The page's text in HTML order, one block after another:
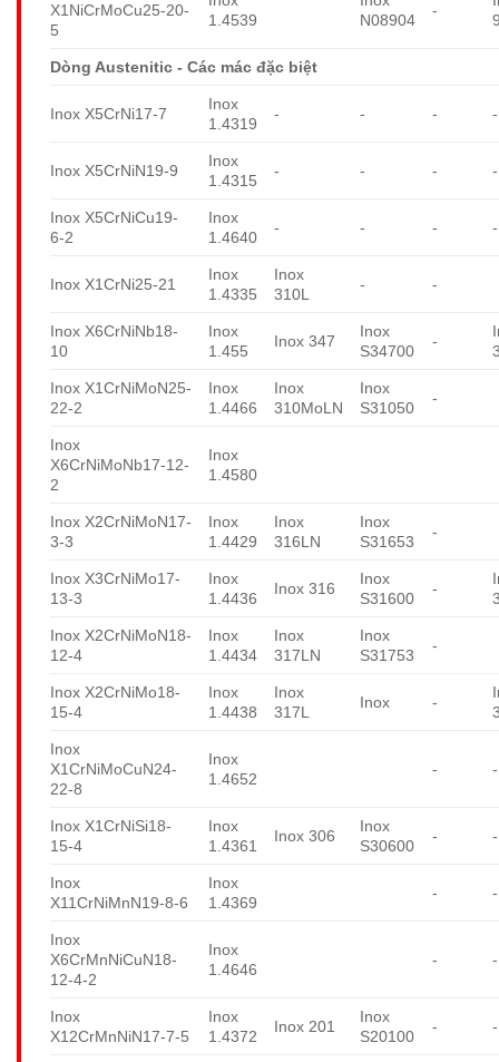
X1NiCrMoCu25-20-
5
1.4539
N08904
-
Dòng Austenitic - Các mác đặc biệt
Inox X5CrNi17-7
Inox
1.4319
- - - -
Inox X5CrNiN19-9
Inox
1.4315
- - - -
Inox X5CrNiCu19-
6-2
Inox
1.4640
- - - -
Inox X1CrNi25-21
Inox
1.4335
Inox
310L
- -
Inox X6CrNiNb18-
10
Inox
1.455
Inox 347
Inox
S34700
-
Inox X1CrNiMoN25-
22-2
Inox
1.4466
Inox
310MoLN
Inox
S31050
-
Inox
X6CrNiMoNb17-12-
2
Inox
1.4580
Inox X2CrNiMoN17-
3-3
Inox
1.4429
Inox
316LN
Inox
S31653
-
Inox X3CrNiMo17-
13-3
Inox
1.4436
Inox 316
Inox
S31600
-
Inox X2CrNiMoN18-
12-4
Inox
1.4434
Inox
317LN
Inox
S31753
-
Inox X2CrNiMo18-
15-4
Inox
1.4438
Inox
317L
Inox -
Inox
X1CrNiMoCuN24-
22-8
Inox
1.4652
- -
Inox X1CrNiSi18-
15-4
Inox
1.4361
Inox 306
Inox
S30600
- -
Inox
X11CrNiMnN19-8-6
Inox
1.4369
- -
Inox
X6CrMnNiCuN18-
12-4-2
Inox
1.4646
- -
Inox
X12CrMnNiN17-7-5
Inox
1.4372
Inox 201
Inox
S20100
- -